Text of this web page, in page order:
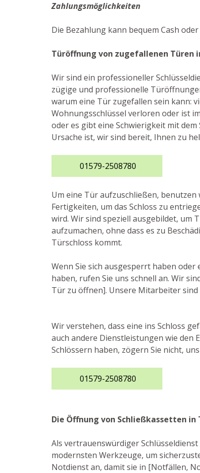
Zahlungsmöglichkeiten
Die Bezahlung kann bequem Cash
Türöffnung von zugefallenen Türen
Wir sind ein professioneller
zügige und professionelle
warum eine Tür zugefallen sein kann:
Wohnungsschlüssel verloren oder ist
oder es gibt eine Schwierigkeit mit dem
Ursache ist, wir sind bereit, Ihnen zu
01579-2508780
Um eine Tür aufzuschließen,
Fertigkeiten, um das Schloss zu
wird. Wir sind speziell ausgebildet, um
aufzumachen, ohne dass es zu
Türschloss kommt.
Wenn Sie sich ausgesperrt haben
haben, rufen Sie uns schnell an. Wir
Tür zu öffnen]. Unsere Mitarbeiter
Wir verstehen, dass eine ins Schloss
auch andere Dienstleistungen wie den
Schlössern haben, zögern Sie nicht,
01579-2508780
Die Öffnung von Schließkassetten in
Als vertrauenswürdiger
modernsten Werkzeuge, um
Notdienst an, damit sie in [Notfällen,